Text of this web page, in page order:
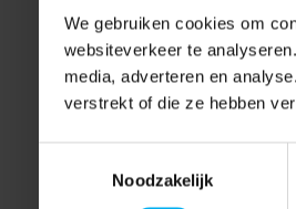
We gebruiken cookies om
websiteverkeer te
media, adverteren en
verstrekt of die ze hebben
Noodzakelijk